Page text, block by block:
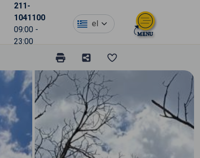
211-
1041100
09:00 -
23:00
el